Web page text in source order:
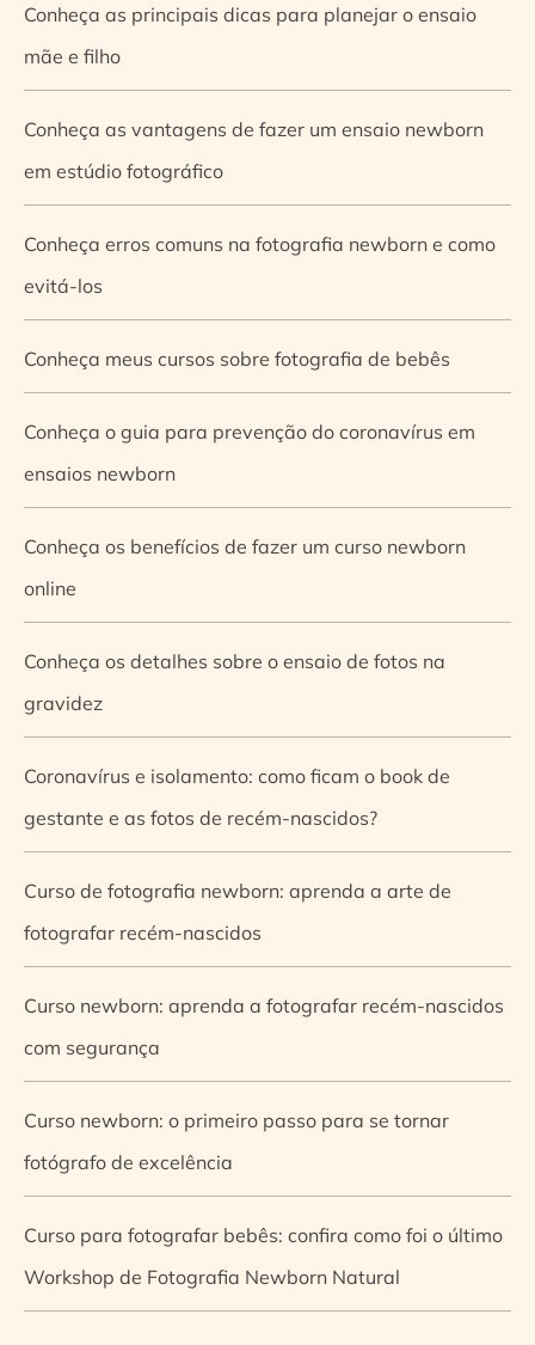
Conheça as principais dicas para planejar o ensaio
mãe e filho
Conheça as vantagens de fazer um ensaio newborn
em estúdio fotográfico
Conheça erros comuns na fotografia newborn e como
evitá-los
Conheça meus cursos sobre fotografia de bebês
Conheça o guia para prevenção do coronavírus em
ensaios newborn
Conheça os benefícios de fazer um curso newborn
online
Conheça os detalhes sobre o ensaio de fotos na
gravidez
Coronavírus e isolamento: como ficam o book de
gestante e as fotos de recém-nascidos?
Curso de fotografia newborn: aprenda a arte de
fotografar recém-nascidos
Curso newborn: aprenda a fotografar recém-nascidos
com segurança
Curso newborn: o primeiro passo para se tornar
fotógrafo de excelência
Curso para fotografar bebês: confira como foi o último
Workshop de Fotografia Newborn Natural